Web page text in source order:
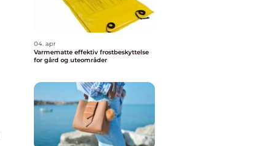
04. apr
Varmematte effektiv frostbeskyttelse
for gård og uteområder